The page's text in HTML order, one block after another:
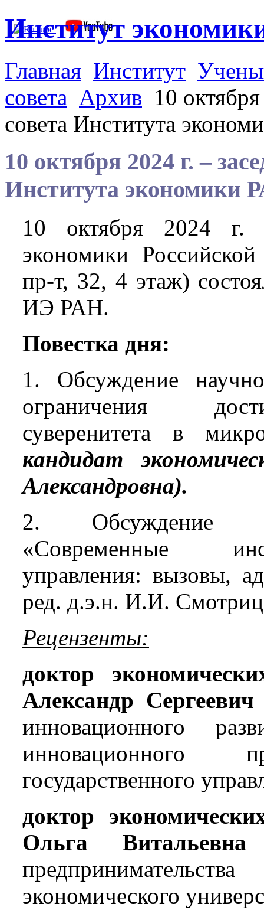
Институт
Главная Институт
совета Архив 10
совета Института
10 октября 2024 г. –
Института экономики
10 октября 2024 г.
экономики
пр-т, 32, 4 этаж)
ИЭ РАН.
Повестка дня:
1. Обсуждение
ограничения
суверенитета в
кандидат
Александровна).
2. Обсуждение
«Современные
управления: вызовы,
ред. д.э.н. И.И.
Рецензенты:
доктор
Александр Сергеевич
инновационного
инновационного
государственного
доктор
Ольга Витальевна
экономического